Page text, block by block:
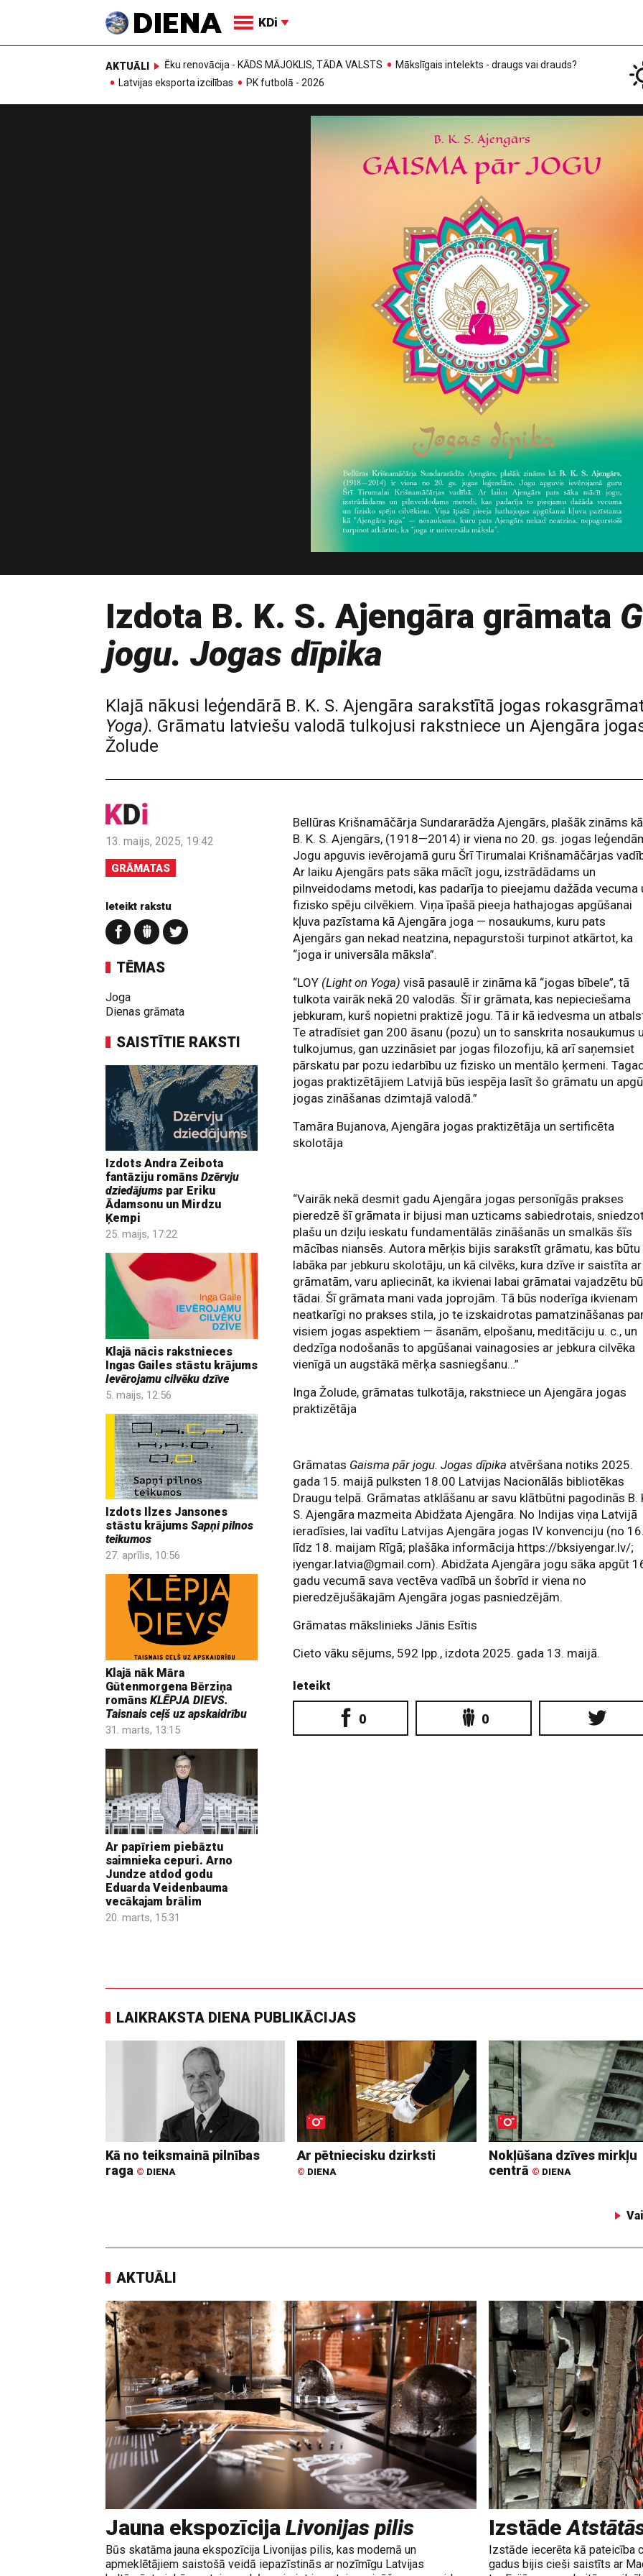
KDi
AKTUĀLI Ēku renovācija - KĀDS MĀJOKLIS, TĀDA VALSTS
Mākslīgais intelekts - draugs vai drauds?
Latvijas eksporta izcilības
PK futbolā - 2026
Izdota B. K. S. Ajengāra grāmata
jogu. Jogas dīpika
Klajā nākusi leģendārā B. K. S. Ajengāra sarakstītā jogas
Yoga). Grāmatu latviešu valodā tulkojusi rakstniece un Ajengāra
Žolude
13. maijs, 2025, 19:42
GRĀMATAS
Ieteikt rakstu
TĒMAS
Joga
Dienas grāmata
SAISTĪTIE RAKSTI
Izdots Andra Zeibota
fantāziju romāns Dzērvju
dziedājums par Eriku
Ādamsonu un Mirdzu
Ķempi
25. maijs, 17:22
Klajā nācis rakstnieces
Ingas Gailes stāstu krājums
Ievērojamu cilvēku dzīve
5. maijs, 12:56
Izdots Ilzes Jansones
stāstu krājums Sapņi pilnos
teikumos
27. aprīlis, 10:56
Klajā nāk Māra
Gūtenmorgena Bērziņa
romāns KLĒPJA DIEVS.
Taisnais ceļš uz apskaidrību
31. marts, 13:15
Ar papīriem piebāztu
saimnieka cepuri. Arno
Jundze atdod godu
Eduarda Veidenbauma
vecākajam brālim
20. marts, 15:31
Bellūras Krišnamāčārja Sundararādža Ajengārs, plašāk zināms kā
B. K. S. Ajengārs, (1918—2014) ir viena no 20. gs. jogas
Jogu apguvis ievērojamā guru Šrī Tirumalai Krišnamāčārjas
Ar laiku Ajengārs pats sāka mācīt jogu, izstrādādams un
pilnveidodams metodi, kas padarīja to pieejamu dažāda vecuma
fizisko spēju cilvēkiem. Viņa īpašā pieeja hathajogas apgūšanai
kļuva pazīstama kā Ajengāra joga — nosaukums, kuru pats
Ajengārs gan nekad neatzina, nepagurstoši turpinot atkārtot, ka
“joga ir universāla māksla”.
“LOY (Light on Yoga) visā pasaulē ir zināma kā “jogas bībele”, tā
tulkota vairāk nekā 20 valodās. Šī ir grāmata, kas nepieciešama
jebkuram, kurš nopietni praktizē jogu. Tā ir kā iedvesma un
Te atradīsiet gan 200 āsanu (pozu) un to sanskrita nosaukumus
tulkojumus, gan uzzināsiet par jogas filozofiju, kā arī saņemsiet
pārskatu par pozu iedarbību uz fizisko un mentālo ķermeni.
jogas praktizētājiem Latvijā būs iespēja lasīt šo grāmatu un
jogas zināšanas dzimtajā valodā.”
Tamāra Bujanova, Ajengāra jogas praktizētāja un sertificēta
skolotāja
“Vairāk nekā desmit gadu Ajengāra jogas personīgās prakses
pieredzē šī grāmata ir bijusi man uzticams sabiedrotais,
plašu un dziļu ieskatu fundamentālās zināšanās un smalkās šīs
mācības niansēs. Autora mērķis bijis sarakstīt grāmatu, kas būtu
labāka par jebkuru skolotāju, un kā cilvēks, kura dzīve ir saistīta ar
grāmatām, varu apliecināt, ka ikvienai labai grāmatai vajadzētu
tādai. Šī grāmata mani vada joprojām. Tā būs noderīga ikvienam
neatkarīgi no prakses stila, jo te izskaidrotas pamatzināšanas
visiem jogas aspektiem — āsanām, elpošanu, meditāciju u. c., un
dedzīga nodošanās to apgūšanai vainagosies ar jebkura cilvēka
vienīgā un augstākā mērķa sasniegšanu…”
Inga Žolude, grāmatas tulkotāja, rakstniece un Ajengāra jogas
praktizētāja
Grāmatas Gaisma pār jogu. Jogas dīpika atvēršana notiks 2025.
gada 15. maijā pulksten 18.00 Latvijas Nacionālās bibliotēkas
Draugu telpā. Grāmatas atklāšanu ar savu klātbūtni pagodinās B.
S. Ajengāra mazmeita Abidžata Ajengāra. No Indijas viņa Latvijā
ieradīsies, lai vadītu Latvijas Ajengāra jogas IV konvenciju (no 16.
līdz 18. maijam Rīgā; plašāka informācija https://bksiyengar.lv/;
iyengar.latvia@gmail.com). Abidžata Ajengāra jogu sāka apgūt
gadu vecumā sava vectēva vadībā un šobrīd ir viena no
pieredzējušākajām Ajengāra jogas pasniedzējām.
Grāmatas mākslinieks Jānis Esītis
Cieto vāku sējums, 592 lpp., izdota 2025. gada 13. maijā.
Ieteikt
0 0
LAIKRAKSTA DIENA PUBLIKĀCIJAS
Kā no teiksmainā pilnības
raga © DIENA
Ar pētniecisku dzirksti
© DIENA
Nokļūšana dzīves mirkļu
centrā © DIENA
AKTUĀLI
Jauna ekspozīcija Livonijas pilis
Būs skatāma jauna ekspozīcija Livonijas pilis, kas modernā un
apmeklētājiem saistošā veidā iepazīstinās ar nozīmīgu Latvijas
Izstāde
Izstāde iecerēta kā pateicība
gadus bijis cieši saistīts ar